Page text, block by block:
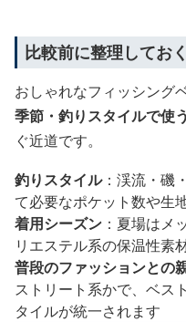
比較前に整理してお
おしゃれなフィッシング
季節・釣りスタイルで使
ぐ近道です。
釣りスタイル：渓流・磯
て必要なポケット数や生
着用シーズン ：夏場はメ
リエステル系の保温性素
普段のファッションとの
ストリート系かで、ベス
タイルが統一されます